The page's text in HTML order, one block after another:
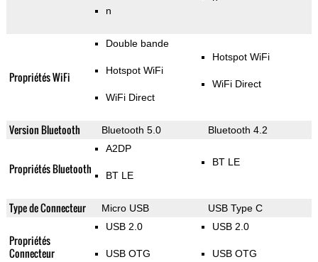
n
Propriétés WiFi
Double bande
Hotspot WiFi
WiFi Direct
Hotspot WiFi
WiFi Direct
Version Bluetooth Bluetooth 5.0 Bluetooth 4.2
Propriétés Bluetooth
A2DP
BT LE
BT LE
Type de Connecteur Micro USB USB Type C
Propriétés
Connecteur
USB 2.0
USB OTG
USB 2.0
USB OTG